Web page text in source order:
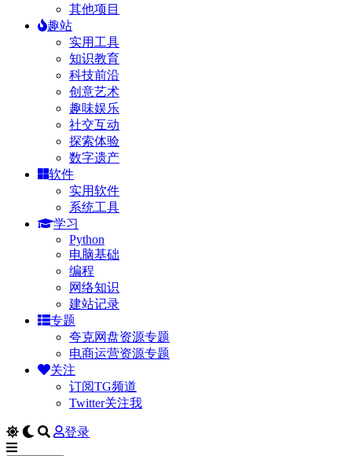
其他项目
趣站
实用工具
知识教育
科技前沿
创意艺术
趣味娱乐
社交互动
探索体验
数字遗产
软件
实用软件
系统工具
学习
Python
电脑基础
编程
网络知识
建站记录
专题
夸克网盘资源专题
电商运营资源专题
关注
订阅TG频道
Twitter关注我
登录